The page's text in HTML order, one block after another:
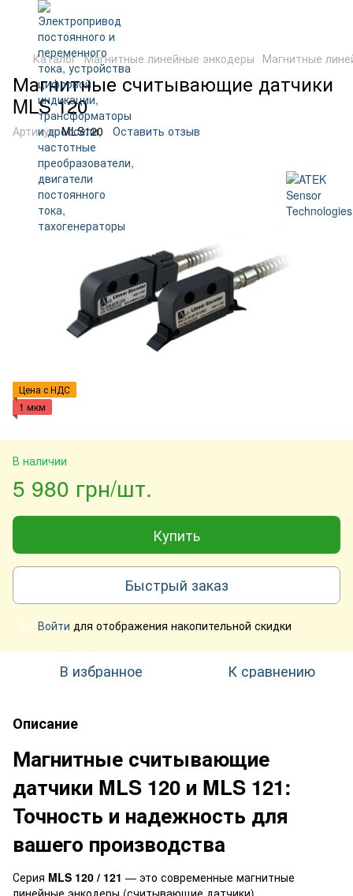
Каталог Магнитные линейные энкодеры Магнитные
Магнитные считывающие датчики
MLS 120
Артикул:MLS120 Оставить отзыв
Цена с НДС
1 мкм
В наличии
5 980 грн/шт.
Купить
Быстрый заказ
% Войти для отображения накопительной скидки
В избранное К сравнению
Описание
Магнитные считывающие
датчики MLS 120 и MLS 121:
Точность и надежность для
вашего производства
Серия MLS 120 / 121 — это современные магнитные
линейные энкодеры (считывающие датчики),